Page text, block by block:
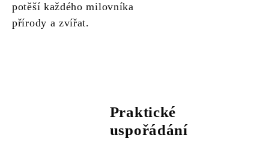
potěší každého milovníka
přírody a zvířat.
Praktické
uspořádání